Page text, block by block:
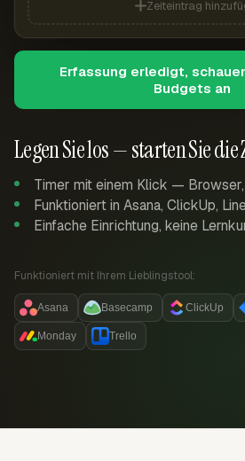
Legen Sie los — starten Sie
Timer mit einem Klick —
Funktioniert in Asana, ClickUp,
Einfache Einrichtung, keine
Funktioniert mit Ihrem Lieblingstool:
Asana Basecamp ClickUp
Monday Trello
Zeiteintrag
Erfassung erledigt,
Budgets an